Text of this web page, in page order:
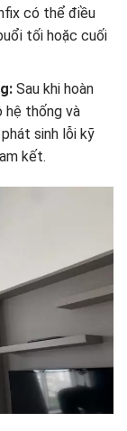
có thể điều
tối hoặc cuối
Sau khi hoàn
hệ thống và
sinh lỗi kỹ
kết.